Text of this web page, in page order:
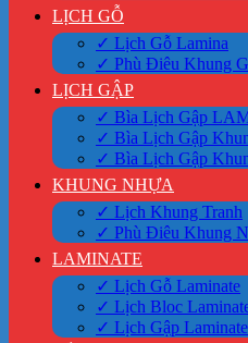
LỊCH GỖ
✓ Lịch Gỗ Lamina
✓ Phù Điêu Khung
LỊCH GẬP
✓ Bìa Lịch Gập
✓ Bìa Lịch Gập
✓ Bìa Lịch Gập
KHUNG NHỰA
✓ Lịch Khung Tranh
✓ Phù Điêu Khung
LAMINATE
✓ Lịch Gỗ Laminate
✓ Lịch Bloc
✓ Lịch Gập Laminate